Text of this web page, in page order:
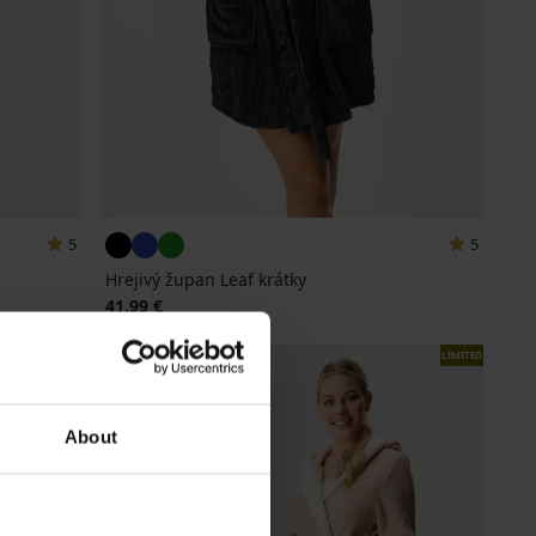
About
5 5
Hrejivý župan Leaf krátky
41,99 €
LIMITED